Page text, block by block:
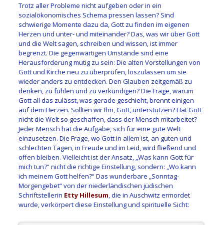
Trotz aller Probleme nicht aufgeben oder in ein
sozialökonomisches Schema pressen lassen? Sind
schwierige Momente dazu da, Gott zu finden im eigenen
Herzen und unter- und miteinander? Das, was wir über Gott
und die Welt sagen, schreiben und wissen, ist immer
begrenzt. Die gegenwärtigen Umstände sind eine
Herausforderung mutig zu sein: Die alten Vorstellungen von
Gott und Kirche neu zu überprüfen, loszulassen um sie
wieder anders zu entdecken. Den Glauben zeitgemäß zu
denken, zu fühlen und zu verkündigen? Die Frage, warum
Gott all das zulässt, was gerade geschieht, brennt einigen
auf dem Herzen. Sollten wir Ihn, Gott, unterstützen? Hat Gott
nicht die Welt so geschaffen, dass der Mensch mitarbeitet?
Jeder Mensch hat die Aufgabe, sich für eine gute Welt
einzusetzen. Die Frage, wo Gott in allem ist, an guten und
schlechten Tagen, in Freude und im Leid, wird fließend und
offen bleiben. Vielleicht ist der Ansatz, „Was kann Gott für
mich tun?“ nicht die richtige Einstellung, sondern: „Wo kann
ich meinem Gott helfen?“ Das wunderbare „Sonntag-
Morgengebet“ von der niederländischen jüdischen
Schriftstellerin Etty Hillesum, die in Auschwitz ermordet
wurde, verkörpert diese Einstellung und spirituelle Sicht: